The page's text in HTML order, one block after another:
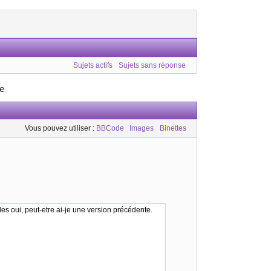
Sujets actifs Sujets sans réponse
Vous pouvez utiliser : BBCode Images Binettes